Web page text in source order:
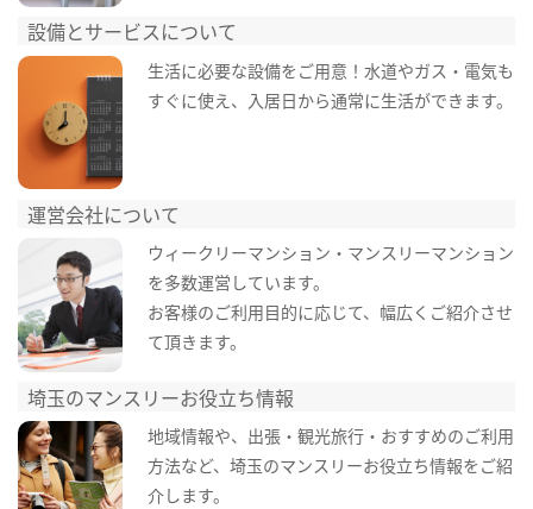
設備とサービスについて
生活に必要な設備をご用意！水道やガス・電気も
すぐに使え、入居日から通常に生活ができます。
運営会社について
ウィークリーマンション・マンスリーマンション
を多数運営しています。
お客様のご利用目的に応じて、幅広くご紹介させ
て頂きます。
埼玉のマンスリーお役立ち情報
地域情報や、出張・観光旅行・おすすめのご利用
方法など、埼玉のマンスリーお役立ち情報をご紹
介します。